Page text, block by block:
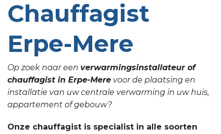
Chauffagist
Erpe-Mere
Op zoek naar een verwarmingsinstallateur of
chauffagist in Erpe-Mere voor de plaatsing en
installatie van uw centrale verwarming in uw huis,
appartement of gebouw?
Onze chauffagist is specialist in alle soorten